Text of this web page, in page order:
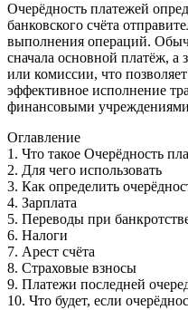
Очерёдность платежей
банковского счёта
выполнения операций.
сначала основной платёж, а
или комиссии, что
эффективное исполнение
финансовыми
Оглавление
1. Что такое Очерёдность
2. Для чего использовать
3. Как определить
4. Зарплата
5. Переводы при
6. Налоги
7. Арест счёта
8. Страховые взносы
9. Платежи последней
10. Что будет, если